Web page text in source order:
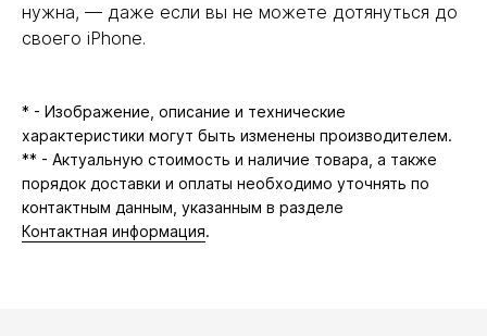
нужна, — даже если вы не можете дотянуться до
своего iPhone.
* - Изображение, описание и технические
характеристики могут быть изменены производителем.
** - Актуальную стоимость и наличие товара, а также
порядок доставки и оплаты необходимо уточнять по
контактным данным, указанным в разделе
Контактная информация.